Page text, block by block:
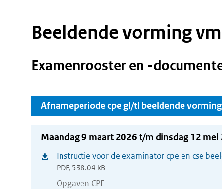
Beeldende vorming
Examenrooster en -
Afnameperiode cpe gl/tl beeldende vorming
Maandag 9 maart 2026 t/m dinsdag 12 mei
Instructie voor de examinator cpe en cse
PDF, 538.04 kB
(opent
Opgaven CPE